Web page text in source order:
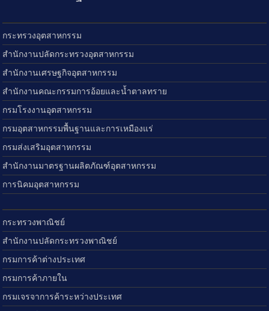
กระทรวงอุตสาหกรรม
สำนักงานปลัดกระทรวงอุตสาหกรรม
สำนักงานเศรษฐกิจอุตสาหกรรม
สำนักงานคณะกรรมการอ้อยและน้ำตาลทราย
กรมโรงงานอุตสาหกรรม
กรมอุตสาหกรรมพื้นฐานและการเหมืองแร่
กรมส่งเสริมอุตสาหกรรม
สำนักงานมาตรฐานผลิตภัณฑ์อุตสาหกรรม
การนิคมอุตสาหกรรม
กระทรวงพาณิชย์
สำนักงานปลัดกระทรวงพาณิชย์
กรมการค้าต่างประเทศ
กรมการค้าภายใน
กรมเจรจาการค้าระหว่างประเทศ